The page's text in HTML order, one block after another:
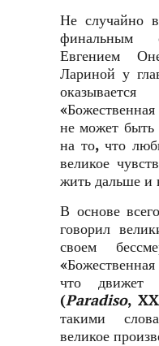
Не случайно
финальным
Евгением
Лариной у
не может
на то, что
великое
жить дальше и
В основе
говорил
своем
что движет
(Paradiso,
такими
великое